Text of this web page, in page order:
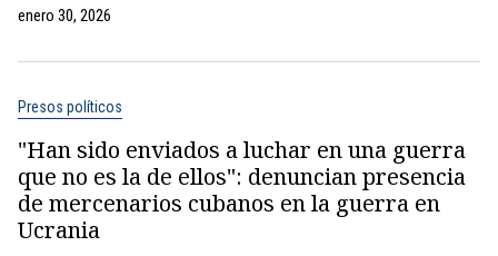
enero 30, 2026
Presos políticos
"Han sido enviados a luchar en una guerra
que no es la de ellos": denuncian presencia
de mercenarios cubanos en la guerra en
Ucrania